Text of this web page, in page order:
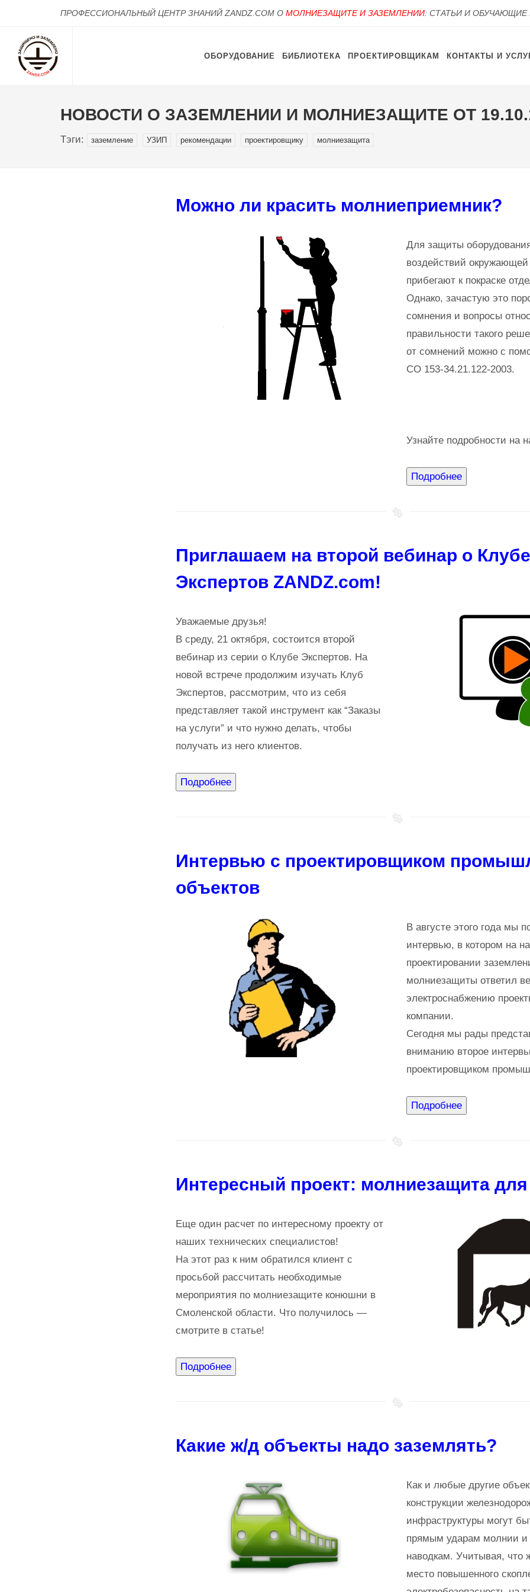
ПРОФЕССИОНАЛЬНЫЙ ЦЕНТР ЗНАНИЙ ZANDZ.COM О МОЛНИЕЗАЩИТЕ И ЗАЗЕМЛЕНИИ: СТАТЬИ И
ОБОРУДОВАНИЕ БИБЛИОТЕКА ПРОЕКТИРОВЩИКАМ КОНТАКТЫ И
НОВОСТИ О ЗАЗЕМЛЕНИИ И МОЛНИЕЗАЩИТЕ ОТ
Тэги: заземление УЗИП рекомендации проектировщику молниезащита
Можно ли красить молниеприемник?
Для защиты
воздействий
прибегают к покраске
Однако, зачастую это
сомнения и вопросы
правильности такого
от сомнений можно с
СО 153-34.21.122-2003.
Узнайте подробности на
Приглашаем на второй вебинар о Клубе
Экспертов ZANDZ.com!
Уважаемые друзья!
В среду, 21 октября, состоится второй
вебинар из серии о Клубе Экспертов. На
новой встрече продолжим изучать Клуб
Экспертов, рассмотрим, что из себя
представляет такой инструмент как “Заказы
на услуги” и что нужно делать, чтобы
получать из него клиентов.
Интервью с проектировщиком
объектов
В августе этого года мы
интервью, в котором на
проектировании
молниезащиты ответил
электроснабжению
компании.
Сегодня мы рады
вниманию второе
проектировщиком
Интересный проект: молниезащита
Еще один расчет по интересному проекту от
наших технических специалистов!
На этот раз к ним обратился клиент с
просьбой рассчитать необходимые
мероприятия по молниезащите конюшни в
Смоленской области. Что получилось —
смотрите в статье!
Какие ж/д объекты надо заземлять?
Как и любые другие
конструкции
инфраструктуры могут
прямым ударам молнии
наводкам. Учитывая, что
место повышенного